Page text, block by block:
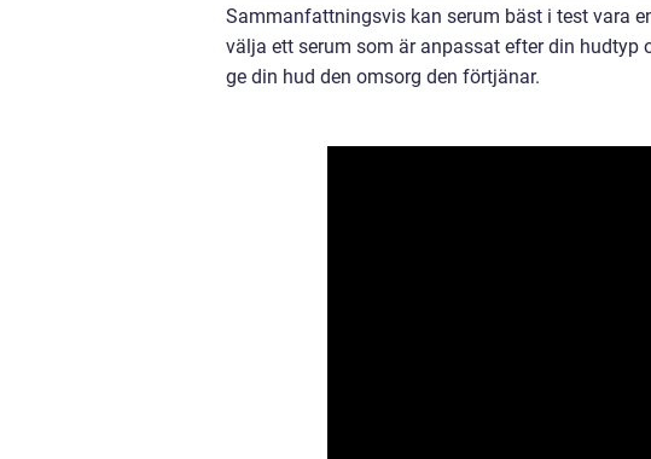
Sammanfattningsvis kan serum bäst i test vara
välja ett serum som är anpassat efter din hudtyp
ge din hud den omsorg den förtjänar.